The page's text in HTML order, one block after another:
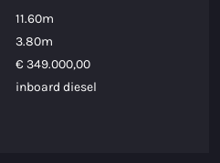
11.60m
3.80m
€ 349.000,00
inboard diesel